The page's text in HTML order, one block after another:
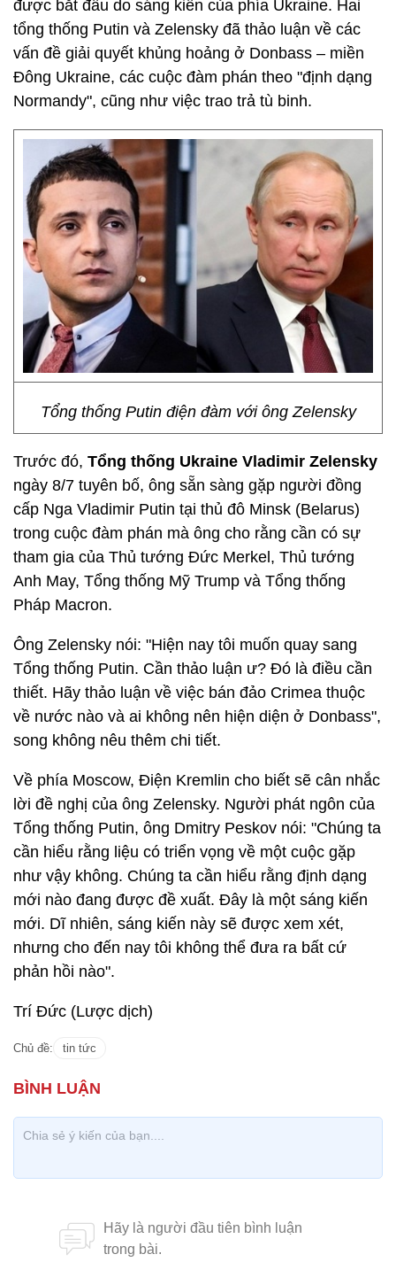
được bắt đầu do sáng kiến của phía Ukraine. Hai
tổng thống Putin và Zelensky đã thảo luận về các
vấn đề giải quyết khủng hoảng ở Donbass – miền
Đông Ukraine, các cuộc đàm phán theo "định dạng
Normandy", cũng như việc trao trả tù binh.
Tổng thống Putin điện đàm với ông Zelensky
Trước đó, Tổng thống Ukraine Vladimir Zelensky
ngày 8/7 tuyên bố, ông sẵn sàng gặp người đồng
cấp Nga Vladimir Putin tại thủ đô Minsk (Belarus)
trong cuộc đàm phán mà ông cho rằng cần có sự
tham gia của Thủ tướng Đức Merkel, Thủ tướng
Anh May, Tổng thống Mỹ Trump và Tổng thống
Pháp Macron.
Ông Zelensky nói: "Hiện nay tôi muốn quay sang
Tổng thống Putin. Cần thảo luận ư? Đó là điều cần
thiết. Hãy thảo luận về việc bán đảo Crimea thuộc
về nước nào và ai không nên hiện diện ở Donbass",
song không nêu thêm chi tiết.
Về phía Moscow, Điện Kremlin cho biết sẽ cân nhắc
lời đề nghị của ông Zelensky. Người phát ngôn của
Tổng thống Putin, ông Dmitry Peskov nói: "Chúng ta
cần hiểu rằng liệu có triển vọng về một cuộc gặp
như vậy không. Chúng ta cần hiểu rằng định dạng
mới nào đang được đề xuất. Đây là một sáng kiến
mới. Dĩ nhiên, sáng kiến này sẽ được xem xét,
nhưng cho đến nay tôi không thể đưa ra bất cứ
phản hồi nào".
Trí Đức (Lược dịch)
Chủ đề: tin tức